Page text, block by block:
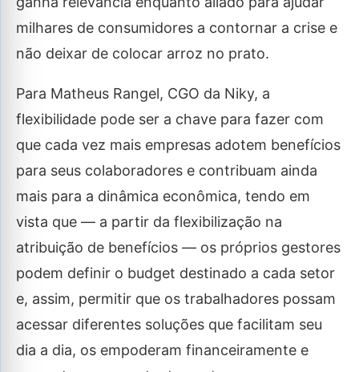
milhares de consumidores a contornar a crise e
não deixar de colocar arroz no prato.
Para Matheus Rangel, CGO da Niky, a
flexibilidade pode ser a chave para fazer com
que cada vez mais empresas adotem benefícios
para seus colaboradores e contribuam ainda
mais para a dinâmica econômica, tendo em
vista que — a partir da flexibilização na
atribuição de benefícios — os próprios gestores
podem definir o budget destinado a cada setor
e, assim, permitir que os trabalhadores possam
acessar diferentes soluções que facilitam seu
dia a dia, os empoderam financeiramente e